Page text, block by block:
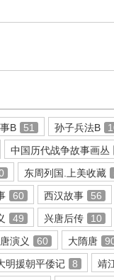
B 51 孙子兵法B
中国历代战争故事画丛
东周列国.上美收藏
60 西汉故事
56
49 兴唐后传
10
演义 60 大隋唐
明援朝平倭记 8
靖